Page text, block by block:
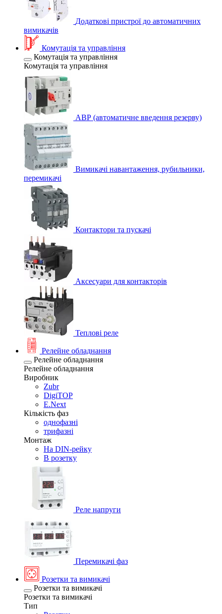
Додаткові пристрої до автоматичних
вимикачів
Комутація та управління
Комутація та управління
Комутація та управління
АВР (автоматичне введення резерву)
Вимикачі навантаження, рубильники,
перемикачі
Контактори та пускачі
Аксесуари для контакторів
Теплові реле
Релейне обладнання
Релейне обладнання
Релейне обладнання
Виробник
Zubr
DigiTOP
E.Next
Кількість фаз
однофазні
трифазні
Монтаж
На DIN-рейку
В розетку
Реле напруги
Перемикачі фаз
Розетки та вимикачі
Розетки та вимикачі
Розетки та вимикачі
Тип